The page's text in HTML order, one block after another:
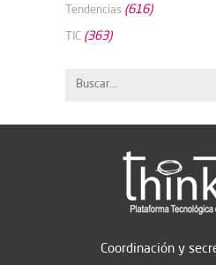
Tendencias (616)
TIC (363)
Coordinación y